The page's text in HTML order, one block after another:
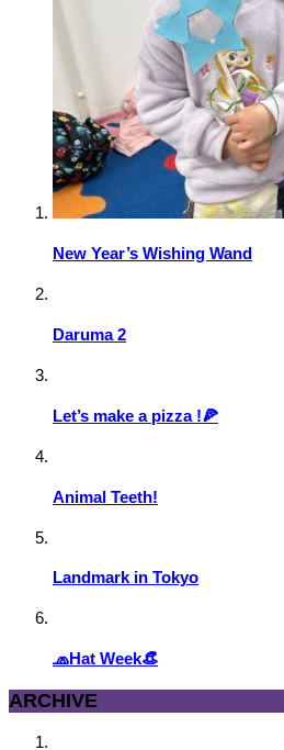
New Year’s Wishing Wand
Daruma 2
Let’s make a pizza !🍕
Animal Teeth!
Landmark in Tokyo
🧢Hat Week👒
ARCHIVE